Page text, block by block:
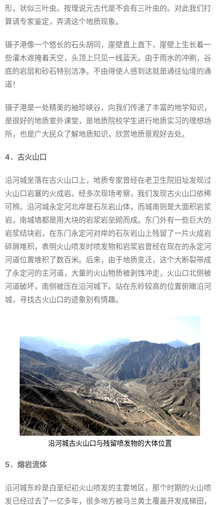
形，状似三叶虫。按理说元古代是不会有三叶虫的。对此我们打
算请专家鉴定，弄清这个地质现象。
镊子港像一个悠长的石头胡同，崖壁直上直下，崖壁上生长着一
些灌木遮掩着天空，头顶上只见一线蓝天。由于雨水的冲刷，谷
底的岩层和砂石特别洁净。不由得使人感到这就是通往仙境的通
道！
镊子港是一处精美的袖珍峡谷，向我们传递了丰富的地学知识，
是很好的地质室外课堂，是地质院校学生进行地质实习的理想场
所，也是广大民众了解地质知识，欣赏地质景观好去处。
4．古火山口
沿河城坐落在古火山口上，地质专家曾经在老卫生院旧址发现过
火山口岩塞的火成岩。经多次现场考察，我们发现古火山口依稀
可辨。沿河城永定河北岸是石灰岩山体，而城南则是大面积岩浆
岩，南城墙都是用大块的岩浆岩垒砌而成。东门外有一些巨大的
岩浆结块岩，在东门永定河对岸的石灰岩山上残留了一片火成岩
碎屑堆积，表明火山喷发时喷发物和岩浆岩曾经在现在的永定河
河道位置堆积了数百米。后来，由于地质变迁，这个大断裂带成
了永定河的主河道，大量的火山物质被剥蚀冲走，火山口北侧被
河道破坏，南侧被压在沿河城下。站在东岭较高的位置俯瞰沿河
城，寻找古火山口的迹象别有情趣。
沿河城古火山口与残留喷发物的大体位置
5．熔岩流体
沿河城东岭是白垩纪初火山喷发的主要地区，那个时期的火山喷
发已经过去了一亿多年，很多地方被马兰黄土覆盖开发成梯田，